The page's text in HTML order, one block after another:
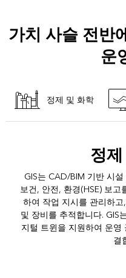
가치 사슬 전반
운
정제 및 화학
정
GIS는 CAD/BIM 기반 시
보건, 안전, 환경(HSE) 보
하여 작업 지시를 관리하
및 장비를 추적합니다. GIS
지털 트윈을 지원하여 운
결